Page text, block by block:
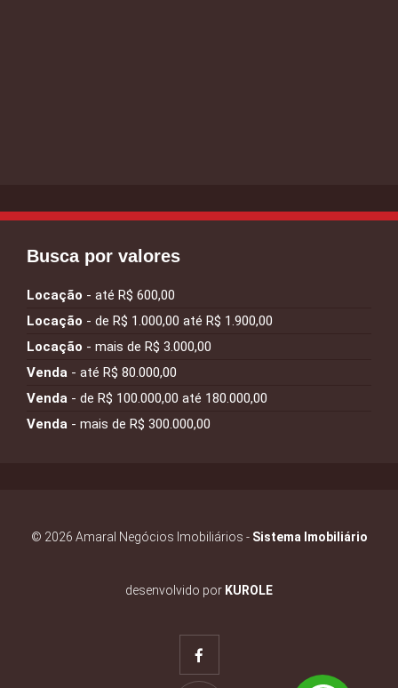
Busca por valores
Locação - até R$ 600,00
Locação - de R$ 1.000,00 até R$ 1.900,00
Locação - mais de R$ 3.000,00
Venda - até R$ 80.000,00
Venda - de R$ 100.000,00 até 180.000,00
Venda - mais de R$ 300.000,00
© 2026 Amaral Negócios Imobiliários - Sistema Imobiliário
desenvolvido por KUROLE